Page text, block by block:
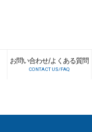
お問い合わせ/よくある質問
CONTACT US/FAQ